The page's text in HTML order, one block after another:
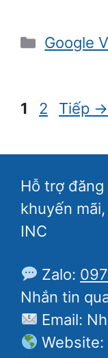
Danh
Google
Trang
1 Trang
2 Tiếp →
Hỗ trợ
khuyến
INC
Zalo:
Nhắn tin
Email:
Website: